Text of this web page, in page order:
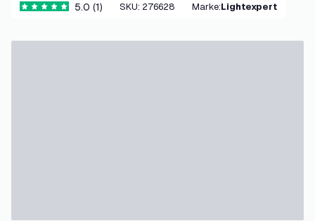
5 Bewertungssterne
5.0 (1) SKU: 276628 Marke: Lightexpert